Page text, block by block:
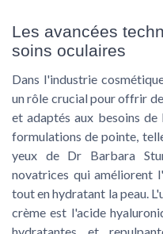
Les avancées
soins oculaires
Dans l'industrie
un rôle crucial pour offrir
et adaptés aux besoins de
formulations de pointe,
yeux de Dr Barbara
novatrices qui améliorent
tout en hydratant la peau.
crème est l'acide